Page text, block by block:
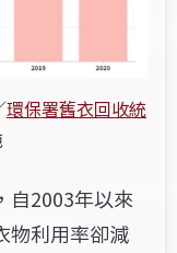
環保署舊衣回收統
自2003年以來
物利用率卻減